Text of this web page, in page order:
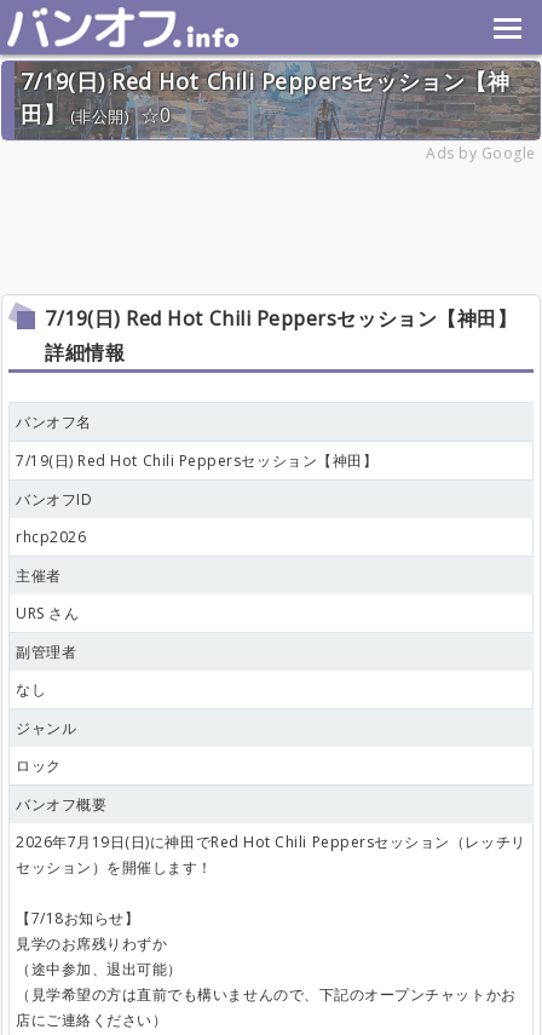
7/19(日) Red Hot Chili Peppersセッション【神
田】 (非公開)
0
Ads by Google
7/19(日) Red Hot Chili Peppersセッション【神田】
詳細情報
バンオフ名
7/19(日) Red Hot Chili Peppersセッション【神田】
バンオフID
rhcp2026
主催者
URS さん
副管理者
なし
ジャンル
ロック
バンオフ概要
2026年7月19日(日)に神田でRed Hot Chili Peppersセッション（レッチリ
セッション）を開催します！
【7/18お知らせ】
見学のお席残りわずか
（途中参加、退出可能）
（見学希望の方は直前でも構いませんので、下記のオープンチャットかお
店にご連絡ください）